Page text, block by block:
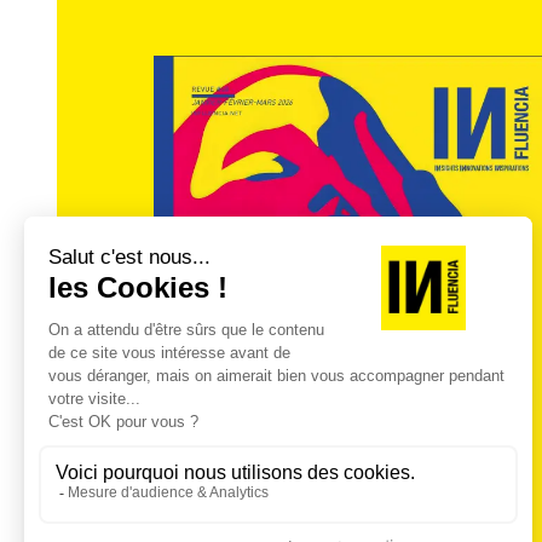
édition du Printemps des études le jeudi
Par Martine Ghnassia, Isabelle Grange